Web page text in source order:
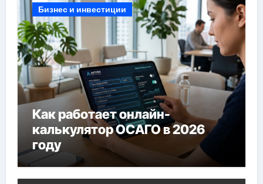
Бизнес и инвестиции
Как работает онлайн-
калькулятор ОСАГО в 2026
году